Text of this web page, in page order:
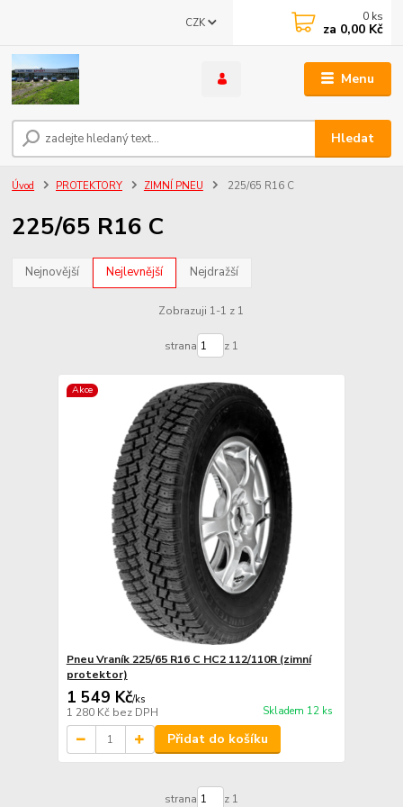
Menu
CZK
Hledat
0 ks
za 0,00 Kč
Úvod PROTEKTORY ZIMNÍ PNEU 225/65 R16 C
225/65 R16 C
Nejnovější Nejlevnější Nejdražší
Zobrazuji 1-1 z 1
strana z 1
Akce
Pneu Vraník 225/65 R16 C HC2 112/110R (zimní
protektor)
1 549 Kč/ks
1 280 Kč bez DPH Skladem 12 ks
Přidat do košíku
strana z 1